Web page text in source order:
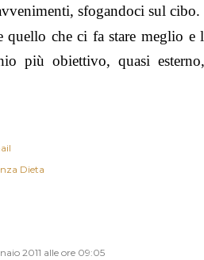
sfogandoci sul cibo.
quello che ci fa stare meglio
più obiettivo, quasi
Dieta
2011 alle ore 09:05